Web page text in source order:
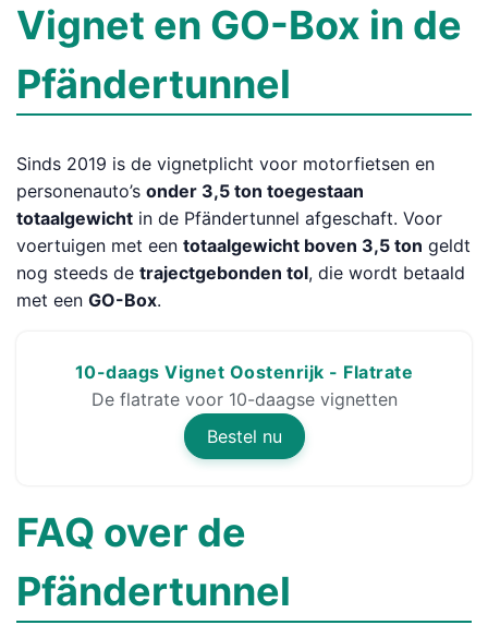
Vignet en GO-Box in de
Pfändertunnel
Sinds 2019 is de vignetplicht voor motorfietsen en
personenauto’s onder 3,5 ton toegestaan
totaalgewicht in de Pfändertunnel afgeschaft. Voor
voertuigen met een totaalgewicht boven 3,5 ton geldt
nog steeds de trajectgebonden tol, die wordt betaald
met een GO-Box.
10-daags Vignet Oostenrijk - Flatrate
De flatrate voor 10-daagse vignetten
Bestel nu
FAQ over de
Pfändertunnel